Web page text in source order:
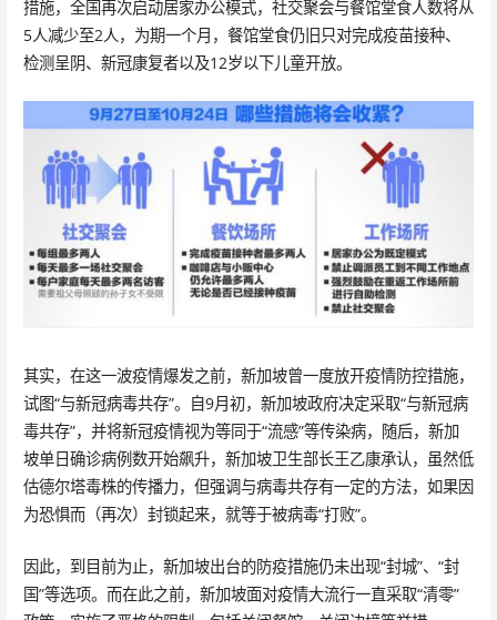
措施，全国再次启动居家办公模式，社交聚会与餐馆堂食人数将从
5人减少至2人，为期一个月，餐馆堂食仍旧只对完成疫苗接种、
检测呈阴、新冠康复者以及12岁以下儿童开放。
其实，在这一波疫情爆发之前，新加坡曾一度放开疫情防控措施，
试图“与新冠病毒共存”。自9月初，新加坡政府决定采取“与新冠病
毒共存”，并将新冠疫情视为等同于“流感”等传染病，随后，新加
坡单日确诊病例数开始飙升，新加坡卫生部长王乙康承认，虽然低
估德尔塔毒株的传播力，但强调与病毒共存有一定的方法，如果因
为恐惧而（再次）封锁起来，就等于被病毒“打败”。
因此，到目前为止，新加坡出台的防疫措施仍未出现“封城”、“封
国”等选项。而在此之前，新加坡面对疫情大流行一直采取“清零”